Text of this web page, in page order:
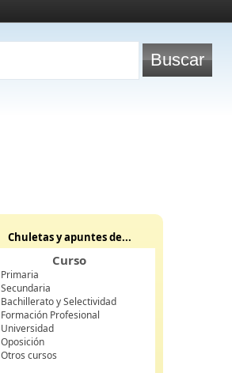
Chuletas y apuntes de...
Curso
Primaria
Secundaria
Bachillerato y Selectividad
Formación Profesional
Universidad
Oposición
Otros cursos